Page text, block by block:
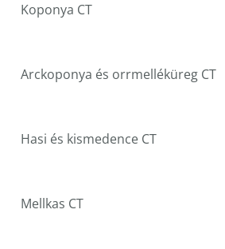
Koponya CT
Arckoponya és orrmelléküreg CT
Hasi és kismedence CT
Mellkas CT